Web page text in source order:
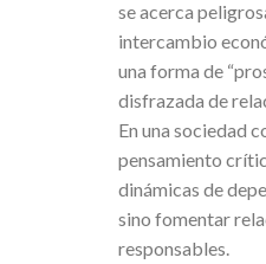
se acerca
intercambio
una forma de
disfrazada de
En una sociedad
pensamiento
dinámicas de
sino fomentar
responsables.